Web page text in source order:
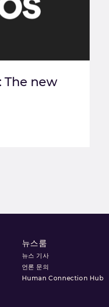
The new
뉴스룸
뉴스 기사
언론 문의
Human Connection Hub